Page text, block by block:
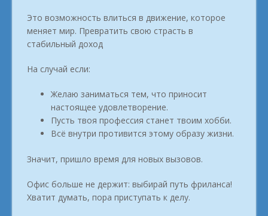
Это возможность влиться в движение, которое
меняет мир. Превратить свою страсть в
стабильный доход
На случай если:
Желаю заниматься тем, что приносит
настоящее удовлетворение.
Пусть твоя профессия станет твоим хобби.
Всё внутри противится этому образу жизни.
Значит, пришло время для новых вызовов.
Офис больше не держит: выбирай путь фриланса!
Хватит думать, пора приступать к делу.